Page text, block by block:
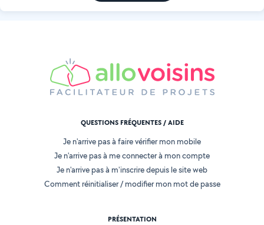
QUESTIONS FRÉQUENTES / AIDE
Je n'arrive pas à faire vérifier mon mobile
Je n'arrive pas à me connecter à mon compte
Je n'arrive pas à m'inscrire depuis le site web
Comment réinitialiser / modifier mon mot de passe
PRÉSENTATION